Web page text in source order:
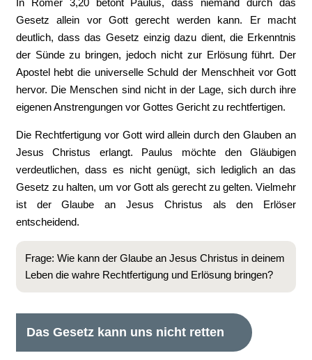
In Römer 3,20 betont Paulus, dass niemand durch das
Gesetz allein vor Gott gerecht werden kann. Er macht
deutlich, dass das Gesetz einzig dazu dient, die Erkenntnis
der Sünde zu bringen, jedoch nicht zur Erlösung führt. Der
Apostel hebt die universelle Schuld der Menschheit vor Gott
hervor. Die Menschen sind nicht in der Lage, sich durch ihre
eigenen Anstrengungen vor Gottes Gericht zu rechtfertigen.
Die Rechtfertigung vor Gott wird allein durch den Glauben an
Jesus Christus erlangt. Paulus möchte den Gläubigen
verdeutlichen, dass es nicht genügt, sich lediglich an das
Gesetz zu halten, um vor Gott als gerecht zu gelten. Vielmehr
ist der Glaube an Jesus Christus als den Erlöser
entscheidend.
Frage: Wie kann der Glaube an Jesus Christus in deinem
Leben die wahre Rechtfertigung und Erlösung bringen?
Das Gesetz kann uns nicht retten